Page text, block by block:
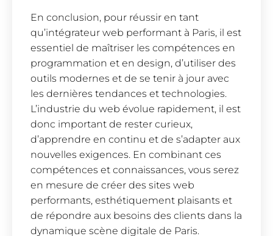
En conclusion, pour réussir en tant
qu’intégrateur web performant à Paris, il est
essentiel de maîtriser les compétences en
programmation et en design, d’utiliser des
outils modernes et de se tenir à jour avec
les dernières tendances et technologies.
L’industrie du web évolue rapidement, il est
donc important de rester curieux,
d’apprendre en continu et de s’adapter aux
nouvelles exigences. En combinant ces
compétences et connaissances, vous serez
en mesure de créer des sites web
performants, esthétiquement plaisants et
de répondre aux besoins des clients dans la
dynamique scène digitale de Paris.